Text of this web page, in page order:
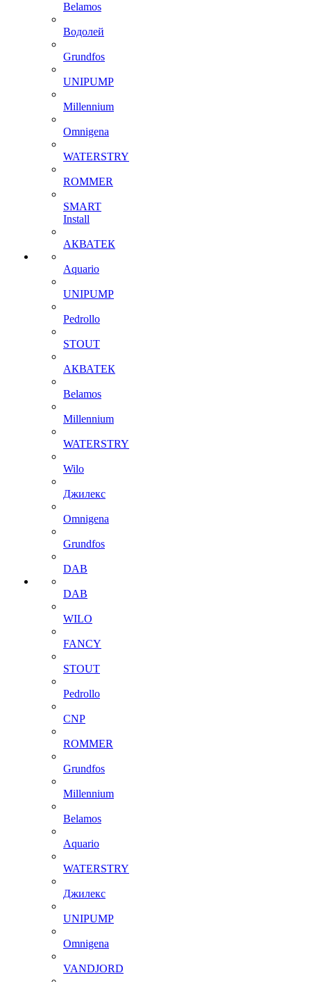
Belamos
Водолей
Grundfos
UNIPUMP
Millennium
Omnigena
WATERSTRY
ROMMER
SMART
Install
АКВАТЕК
Aquario
UNIPUMP
Pedrollo
STOUT
АКВАТЕК
Belamos
Millennium
WATERSTRY
Wilo
Джилекс
Omnigena
Grundfos
DAB
DAB
WILO
FANCY
STOUT
Pedrollo
CNP
ROMMER
Grundfos
Millennium
Belamos
Aquario
WATERSTRY
Джилекс
UNIPUMP
Omnigena
VANDJORD